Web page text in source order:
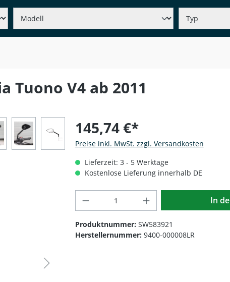
Tuono V4 ab 2011
145,74 €*
Preise inkl. MwSt. zzgl. Versandkosten
Lieferzeit: 3 - 5 Werktage
Kostenlose Lieferung innerhalb DE
Produkt Anzahl: Gib den
In
Produktnummer: SW583921
Herstellernummer: 9400-000008LR